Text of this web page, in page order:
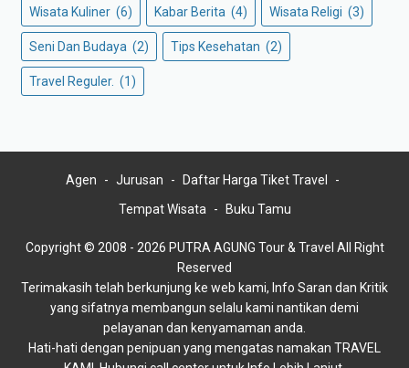
Wisata Kuliner (6) Kabar Berita (4) Wisata Religi (3)
Seni Dan Budaya (2) Tips Kesehatan (2)
Travel Reguler. (1)
Agen Jurusan
Daftar Harga Tiket Travel
Tempat Wisata
Buku Tamu
Copyright © 2008 - 2026 PUTRA AGUNG Tour & Travel All Right
Reserved
Terimakasih telah berkunjung ke web kami, Info Saran dan Kritik
yang sifatnya membangun selalu kami nantikan demi
pelayanan dan kenyamaman anda.
Hati-hati dengan penipuan yang mengatas namakan TRAVEL